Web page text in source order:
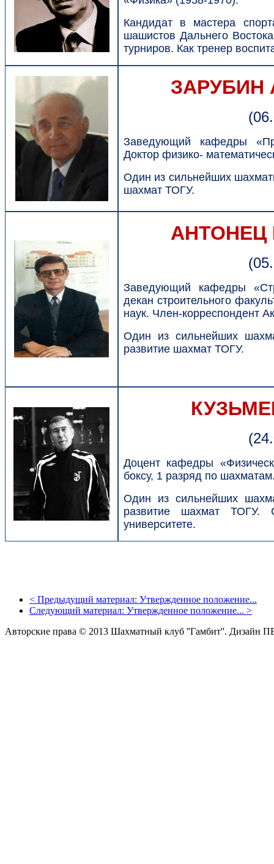
Кандидат в мастера
шашистов Дальнего
турниров. Как тренер
ЗАРУБИН
Заведующий кафедры
Доктор физико-
Один из сильнейших
шахмат ТОГУ.
АНТОНЕЦ
Заведующий кафедры
декан строительного
наук. Член-корреспондент
Один из сильнейших
развитие шахмат ТОГУ.
Доцент кафедры
боксу, 1 разряд по
Один из сильнейших
развитие шахмат
университете.
< Предыдущий материал: Утвержденное положение...
Следующий материал: Утвержденное положение... >
Авторские права © 2013 Шахматный клуб ''Гамбит''. Дизайн